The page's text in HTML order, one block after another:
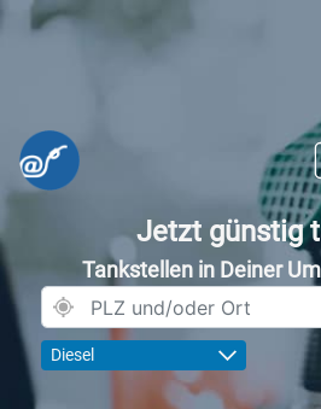
Jetzt günstig
Tankstellen in Deiner
Diesel